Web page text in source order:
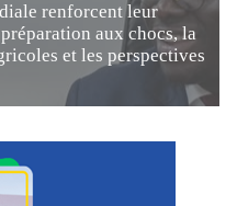
renforcent leur
aux chocs, la
et les perspectives